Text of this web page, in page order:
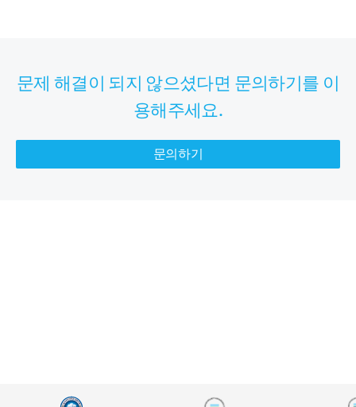
문제 해결이 되지 않으셨다면 문의하기를 이
용해주세요.
문의하기